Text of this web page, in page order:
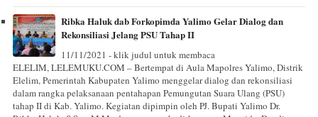
Ribka Haluk dab Forkopimda Yalimo Gelar Dialog dan
Rekonsiliasi Jelang PSU Tahap II
11/11/2021 - klik judul untuk membaca
ELELIM, LELEMUKU.COM – Bertempat di Aula Mapolres Yalimo, Distrik
Elelim, Pemerintah Kabupaten Yalimo menggelar dialog dan rekonsiliasi
dalam rangka pelaksanaan pentahapan Pemungutan Suara Ulang (PSU)
tahap II di Kab. Yalimo. Kegiatan dipimpin oleh PJ. Bupati Yalimo Dr.